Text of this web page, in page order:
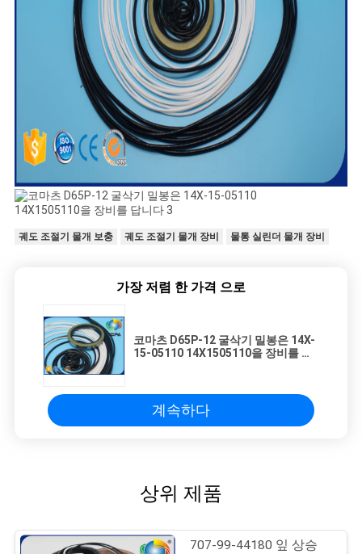
궤도 조절기 물개 보충 궤도 조절기 물개 장비 물통 실린더 물개 장비
가장 저렴 한 가격 으로
코마츠 D65P-12 굴삭기 밀봉은 14X-
15-05110 14X1505110을 장비를 답
계속하다
상위 제품
707-99-44180 잎 상승